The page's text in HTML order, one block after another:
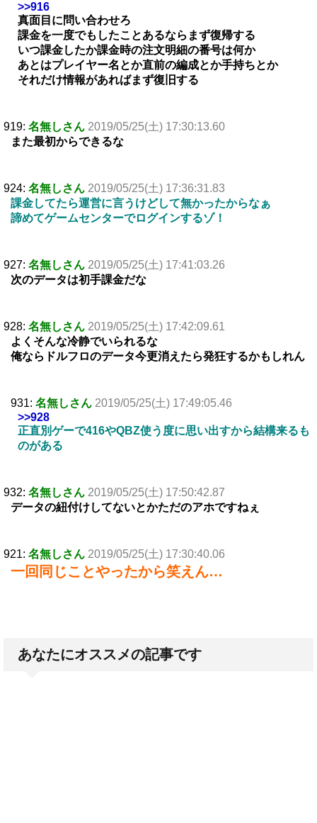
>>916
真面目に問い合わせろ
課金を一度でもしたことあるならまず復帰する
いつ課金したか課金時の注文明細の番号は何か
あとはプレイヤー名とか直前の編成とか手持ちとか
それだけ情報があればまず復旧する
919: 名無しさん 2019/05/25(土) 17:30:13.60
また最初からできるな
924: 名無しさん 2019/05/25(土) 17:36:31.83
課金してたら運営に言うけどして無かったからなぁ
諦めてゲームセンターでログインするゾ！
927: 名無しさん 2019/05/25(土) 17:41:03.26
次のデータは初手課金だな
928: 名無しさん 2019/05/25(土) 17:42:09.61
よくそんな冷静でいられるな
俺ならドルフロのデータ今更消えたら発狂するかもしれん
931: 名無しさん 2019/05/25(土) 17:49:05.46
>>928
正直別ゲーで416やQBZ使う度に思い出すから結構来るも
のがある
932: 名無しさん 2019/05/25(土) 17:50:42.87
データの紐付けしてないとかただのアホですねぇ
921: 名無しさん 2019/05/25(土) 17:30:40.06
一回同じことやったから笑えん…
あなたにオススメの記事です